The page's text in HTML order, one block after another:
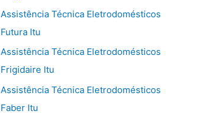
Assistência Técnica Eletrodomésticos
Futura Itu
Assistência Técnica Eletrodomésticos
Frigidaire Itu
Assistência Técnica Eletrodomésticos
Faber Itu